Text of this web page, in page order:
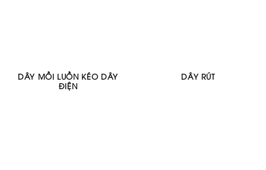
DÂY MỒI LUỒN KÉO DÂY
ĐIỆN
DÂY RÚT